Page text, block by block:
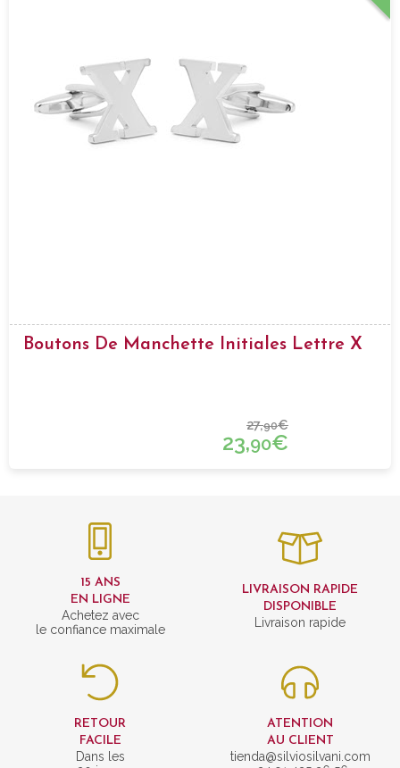
Boutons De Manchette Initiales Lettre X
27,90€
23,90€
15 ANS
EN LIGNE
Achetez avec
le confiance maximale
LIVRAISON RAPIDE
DISPONIBLE
Livraison rapide
RETOUR
FACILE
Dans les
ATENTION
AU CLIENT
tienda@silviosilvani.com